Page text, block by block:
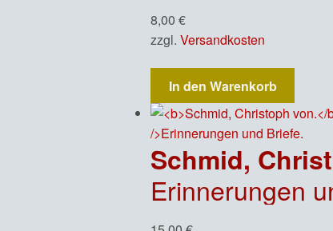
8,00€
zzgl.Versandkosten
In den Warenkorb
Schmid,
Erinnerungen